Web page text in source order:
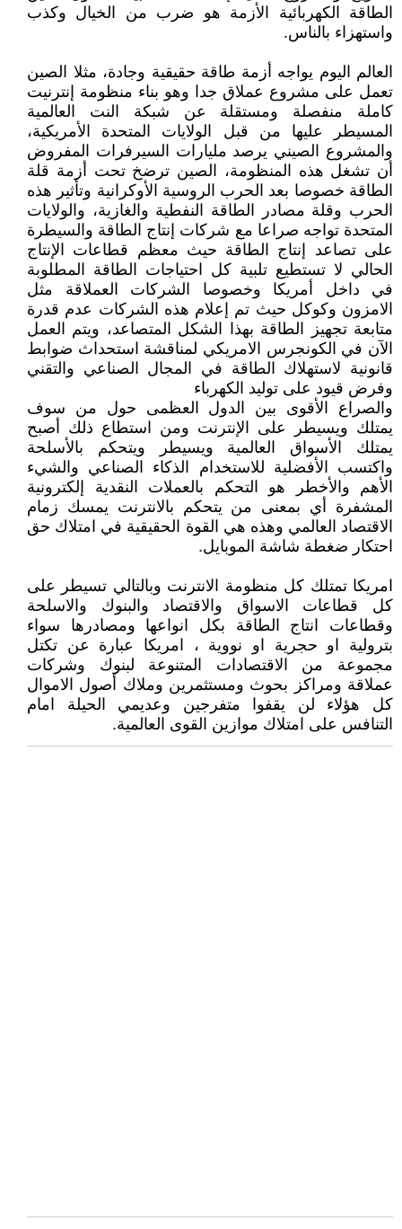
الطاقة الكهربائية الأزمة هو ضرب من الخيال وكذب
واستهزاء بالناس.
العالم اليوم يواجه أزمة طاقة حقيقية وجادة، مثلا الصين
تعمل على مشروع عملاق جدا وهو بناء منظومة إنترنيت
كاملة منفصلة ومستقلة عن شبكة النت العالمية
المسيطر عليها من قبل الولايات المتحدة الأمريكية،
والمشروع الصيني يرصد مليارات السيرفرات المفروض
أن تشغل هذه المنظومة، الصين ترضخ تحت أزمة قلة
الطاقة خصوصا بعد الحرب الروسية الأوكرانية وتأثير هذه
الحرب وقلة مصادر الطاقة النفطية والغازية، والولايات
المتحدة تواجه صراعا مع شركات إنتاج الطاقة والسيطرة
على تصاعد إنتاج الطاقة حيث معظم قطاعات الإنتاج
الحالي لا تستطيع تلبية كل احتياجات الطاقة المطلوبة
في داخل أمريكا وخصوصا الشركات العملاقة مثل
الامزون وكوكل حيث تم إعلام هذه الشركات عدم قدرة
متابعة تجهيز الطاقة بهذا الشكل المتصاعد، ويتم العمل
الآن في الكونجرس الامريكي لمناقشة استحداث ضوابط
قانونية لاستهلاك الطاقة في المجال الصناعي والتقني
وفرض قيود على توليد الكهرباء
والصراع الأقوى بين الدول العظمى حول من سوف
يمتلك ويسيطر على الإنترنت ومن استطاع ذلك أصبح
يمتلك الأسواق العالمية ويسيطر ويتحكم بالأسلحة
واكتسب الأفضلية للاستخدام الذكاء الصناعي والشيء
الأهم والأخطر هو التحكم بالعملات النقدية إلكترونية
المشفرة أي بمعنى من يتحكم بالانترنت يمسك زمام
الاقتصاد العالمي وهذه هي القوة الحقيقية في امتلاك حق
احتكار ضغطة شاشة الموبايل.
امريكا تمتلك كل منظومة الانترنت وبالتالي تسيطر على
كل قطاعات الاسواق والاقتصاد والبنوك والاسلحة
وقطاعات انتاج الطاقة بكل انواعها ومصادرها سواء
بترولية او حجرية او نووية ، امريكا عبارة عن تكتل
مجموعة من الاقتصادات المتنوعة لبنوك وشركات
عملاقة ومراكز بحوث ومستثمرين وملاك أصول الاموال
كل هؤلاء لن يقفوا متفرجين وعديمي الحيلة امام
التنافس على امتلاك موازين القوى العالمية.